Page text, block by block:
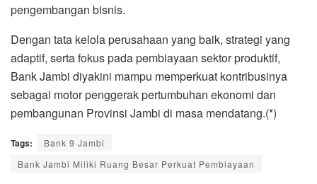
pengembangan bisnis.
Dengan tata kelola perusahaan yang baik, strategi yang
adaptif, serta fokus pada pembiayaan sektor produktif,
Bank Jambi diyakini mampu memperkuat kontribusinya
sebagai motor penggerak pertumbuhan ekonomi dan
pembangunan Provinsi Jambi di masa mendatang.(*)
Tags:
Bank 9 Jambi
Bank Jambi Miliki Ruang Besar Perkuat Pembiayaan